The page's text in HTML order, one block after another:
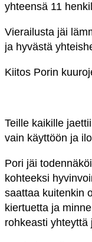
yhteensä 11
Vierailusta jäi
ja hyvästä
Kiitos Porin
Teille kaikille
vain käyttöön ja
Pori jäi
kohteeksi
saattaa kuitenkin
kiertuetta ja
rohkeasti yhteyttä